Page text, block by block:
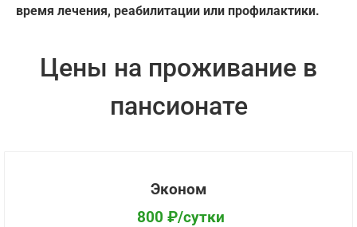
время лечения, реабилитации или профилактики.
Цены на проживание в
пансионате
Эконом
800 ₽/сутки